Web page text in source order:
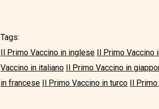
Tags:
Il Primo Vaccino in inglese Il Primo Vaccino
Vaccino in italiano Il Primo Vaccino in
in francese Il Primo Vaccino in turco Il Primo